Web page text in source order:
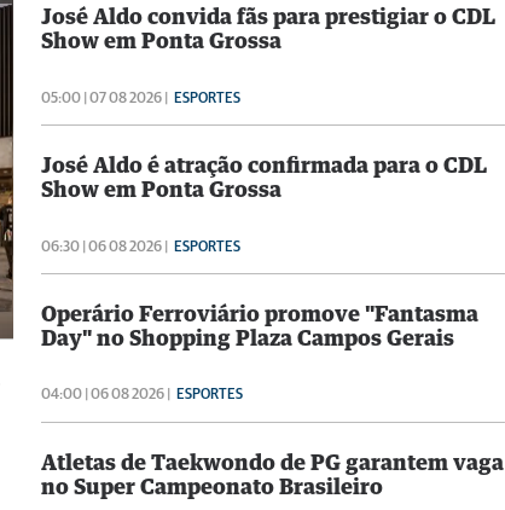
José Aldo convida fãs para prestigiar o CDL
Show em Ponta Grossa
05:00 | 07 08 2026 | ESPORTES
José Aldo é atração confirmada para o CDL
Show em Ponta Grossa
06:30 | 06 08 2026 | ESPORTES
Operário Ferroviário promove "Fantasma
Day" no Shopping Plaza Campos Gerais
04:00 | 06 08 2026 | ESPORTES
Atletas de Taekwondo de PG garantem vaga
no Super Campeonato Brasileiro